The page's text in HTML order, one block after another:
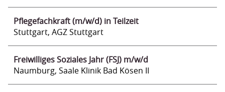
Pflegefachkraft (m/w/d) in Teilzeit
Stuttgart, AGZ Stuttgart
Freiwilliges Soziales Jahr (FSJ) m/w/d
Naumburg, Saale Klinik Bad Kösen II